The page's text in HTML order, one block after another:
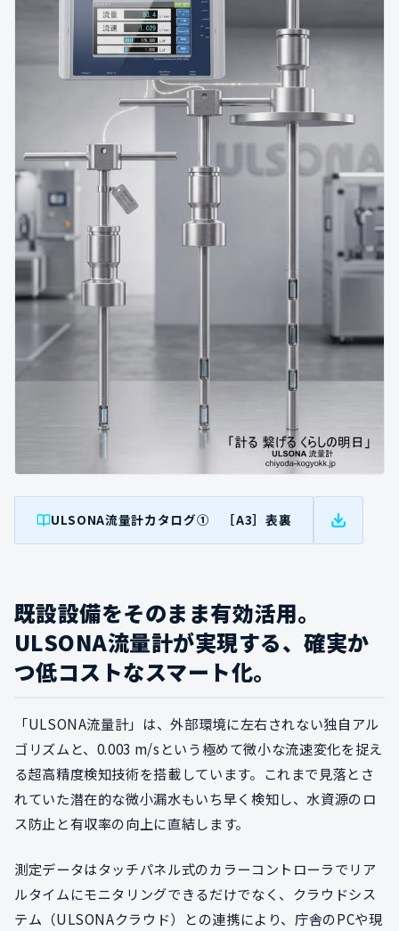
ULSONA流量計カタログ① ［A3］表裏
既設設備をそのまま有効活用。
ULSONA流量計が実現する、確実か
つ低コストなスマート化。
「ULSONA流量計」は、外部環境に左右されない独自アル
ゴリズムと、0.003 m/sという極めて微小な流速変化を捉え
る超高精度検知技術を搭載しています。これまで見落とさ
れていた潜在的な微小漏水もいち早く検知し、水資源のロ
ス防止と有収率の向上に直結します。
測定データはタッチパネル式のカラーコントローラでリア
ルタイムにモニタリングできるだけでなく、クラウドシス
テム（ULSONAクラウド）との連携により、庁舎のPCや現